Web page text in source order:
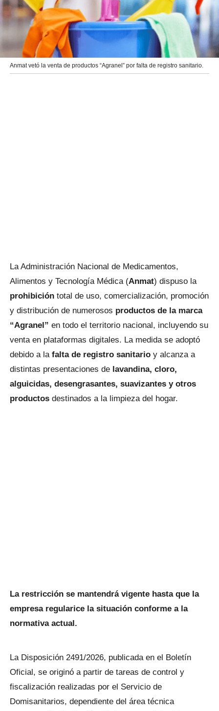
Anmat vetó la venta de productos “Agranel” por falta de registro sanitario.
La Administración Nacional de Medicamentos,
Alimentos y Tecnología Médica (Anmat) dispuso la
prohibición total de uso, comercialización, promoción
y distribución de numerosos productos de la marca
“Agranel” en todo el territorio nacional, incluyendo su
venta en plataformas digitales. La medida se adoptó
debido a lafalta de registro sanitario y alcanza a
distintas presentaciones de lavandina, cloro,
alguicidas, desengrasantes, suavizantes y otros
productos destinados a la limpieza del hogar.
La restricción se mantendrá vigente hasta que la
empresa regularice la situación conforme a la
normativa actual.
La Disposición 2491/2026, publicada en el Boletín
Oficial, se originó a partir de tareas de control y
fiscalización realizadas por el Servicio de
Domisanitarios, dependiente del área técnica